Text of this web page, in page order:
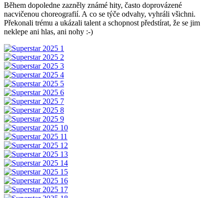
Během dopoledne zazněly známé hity, často doprovázené
nacvičenou choreografií. A co se týče odvahy, vyhráli všichni.
Překonali trému a ukázali talent a schopnost předstírat, že se jim
neklepe ani hlas, ani nohy :-)